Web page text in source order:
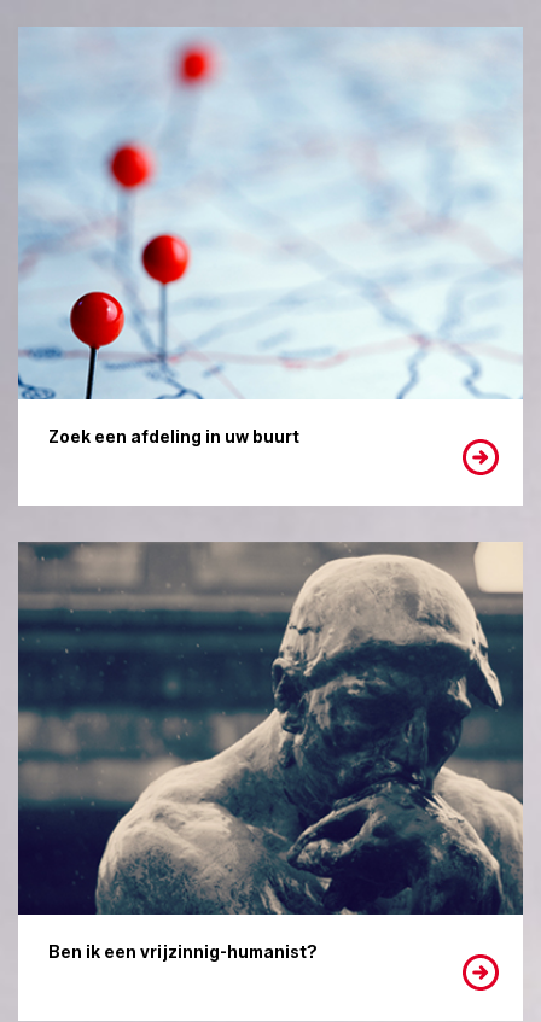
Zoek een afdeling in uw buurt
Ben ik een vrijzinnig-humanist?